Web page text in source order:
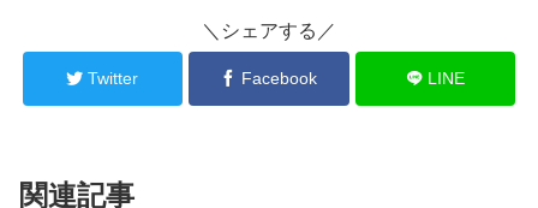
＼シェアする／
Twitter Facebook LINE
関連記事